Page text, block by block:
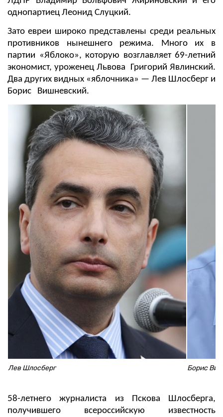
однопартиец Леонид Слуцкий.
Зато евреи широко представлены среди реальных
противников нынешнего режима. Много их в
партии «Яблоко», которую возглавляет 69-летний
экономист, уроженец Львова Григорий Явлинский.
Два других видных «яблочника» — Лев Шлосберг и
Борис Вишневский.
Лев Шлосберг Борис
58-летнего журналиста из Пскова Шлосберга,
получившего всероссийскую известность